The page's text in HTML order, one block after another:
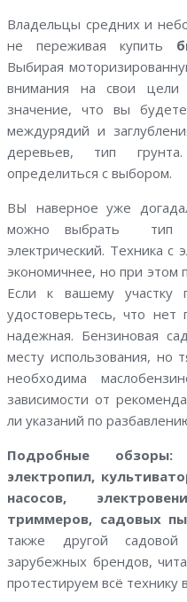
Владельцы средних и
не переживая купить
Выбирая
внимания на свои цели
значение, что вы
междурядий и
деревьев, тип
определиться с выбором.
ВЫ наверное уже
можно выбрать тип
электрический. Техника с
экономичнее, но при этом
Если к вашему участку
удостоверьтесь, что нет
надежная. Бензиновая
месту использования, но
необходима
зависимости от
ли указаний по
Подробные
электропил,
насосов,
триммеров, садовых
также другой
зарубежных брендов,
протестируем всё технику